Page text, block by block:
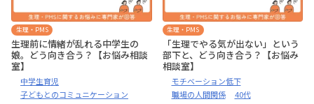
生理・PMS
生理前に情緒が乱れる中学生の
娘。どう向き合う？【お悩み相談
室】
中学生育児
子どもとのコミュニケーション
生理・PMS
「生理でやる気が出ない」という
部下と、どう向き合う？【お悩み
相談室】
モチベーション低下
職場の人間関係
40代